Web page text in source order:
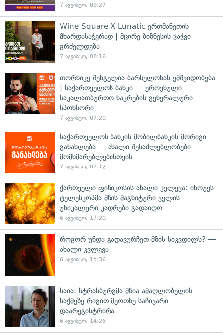
7 აგვისტო, 09:27
Wine Square X Lunatic ერთმანეთის
მხარდასაჭერად | მცირე ბიზნესის ჯაჭვი
გრძელდება
7 აგვისტო, 08:16
თორნიკე შენგელია ბარსელონას ემშვიდობება
| საქართველოს ბანკი — ეროვნული
საკალათბურთო ნაკრების გენერალური
სპონსორი
7 აგვისტო, 07:20
საქართველოს ბანკის მობილბანკის მორიგი
განახლება — ახალი შესაძლებლობები
მომხმარებლებისთვის
7 აგვისტო, 07:12
ქართველი ფიზიკოსის ახალი კვლევა: ინოუეს
ტელესკოპმა მზის მაგნიტური ველის
უნიკალური კადრები გადაიღო
6 აგვისტო, 17:20
როგორ უნდა გადავურჩეთ მზის სიკვდილს? —
ახალი კვლევა
6 აგვისტო, 15:36
საია: სტრასბურგმა მზია ამაღლობელის
საქმეზე რიგით მეოთხე საჩივარი
დაარეგისტრირა
6 აგვისტო, 14:26